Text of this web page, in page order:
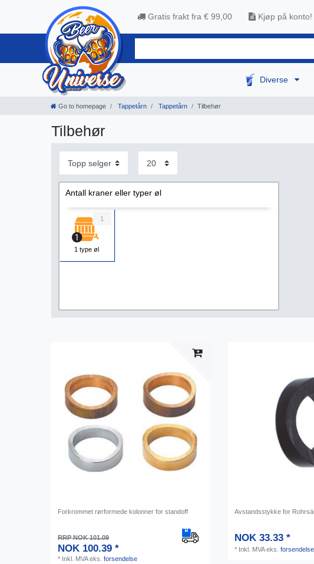
Gratis frakt fra € 99,00 Kjøp på konto!
Diverse
Go to homepage Tappetårn Tappetårn Tilbehør
Tilbehør
Antall kraner eller typer øl
1 type øl
1
Forkrommet rørformede kolonner for standoff
RRP NOK 101.09
NOK 100.39 *
* Inkl. MVAeks.forsendelse
Avstandsstykke for
NOK 33.33 *
* Inkl. MVAeks.forsendelse